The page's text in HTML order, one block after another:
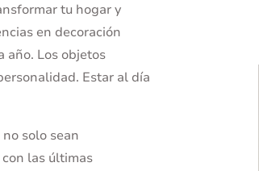
tu hogar y
en decoración
año. Los objetos
Estar al día
solo sean
las últimas